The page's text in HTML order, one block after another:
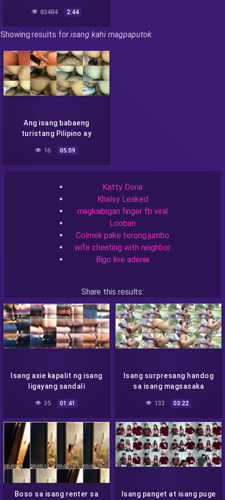
83484 2:44
Recent Searches
Katty Doria
Khalsy Leaked
magkaibigan finger fb viral
Looban
Colmek pake terong jumbo
wife cheating with neighbor
Bigo live adenia
Share this results:
Facebook
Messenger
TwitterTelegram
RedditSkypeViberWhatsApp
Showing results forisang kahi magpaputok
Ang isang babaeng
turistang Pilipino ay
sa isang hotel ng isang
estranghero
16 05:09
Isang axie kapalit ng isang
ligayang sandali
35 01:41
Isang surpresang handog
sa isang magsasaka
133 03:22
Boso sa isang renter sa
Isang panget at isang puge